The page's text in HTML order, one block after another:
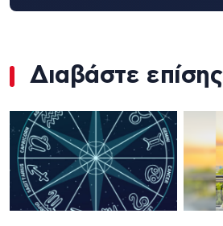
Διαβάστε επίσης